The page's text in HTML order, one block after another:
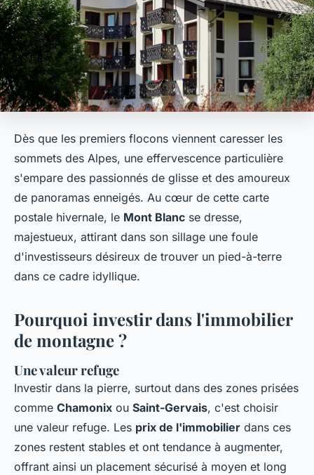
Dès que les premiers flocons viennent caresser les
sommets des Alpes, une effervescence particulière
s'empare des passionnés de glisse et des amoureux
de panoramas enneigés. Au cœur de cette carte
postale hivernale, le Mont Blanc se dresse,
majestueux, attirant dans son sillage une foule
d'investisseurs désireux de trouver un pied-à-terre
dans ce cadre idyllique.
Pourquoi investir dans l'immobilier
de montagne ?
Une valeur refuge
Investir dans la pierre, surtout dans des zones prisées
comme Chamonix ou Saint-Gervais, c'est choisir
une valeur refuge. Les prix de l'immobilier dans ces
zones restent stables et ont tendance à augmenter,
offrant ainsi un placement sécurisé à moyen et long